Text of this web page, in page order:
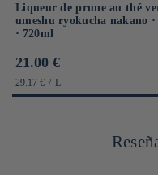
Liqueur de prune au thé
umeshu ryokucha nakano ⋅
⋅ 720ml
Prix
habituel
21.00 €
PRIX
UNITAIRE
29.17 € / PAR
L